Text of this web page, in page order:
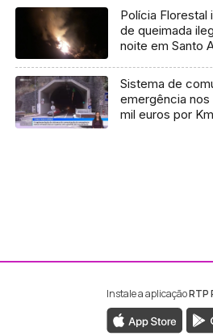
Polícia
de queimada
noite em Santo
Sistema de
emergência
mil euros por
da RTP Madeira
da RTP
Instale a aplicaçãoRTP